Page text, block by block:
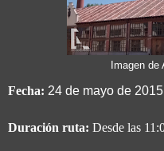
Imagen de
Fecha: 24 de mayo de
Duración ruta: Desde las